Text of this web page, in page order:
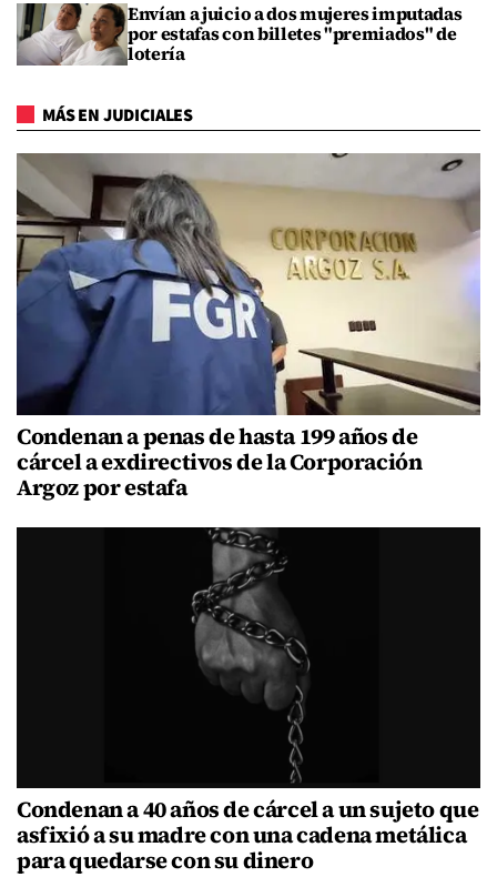
Envían a juicio a dos mujeres imputadas
por estafas con billetes "premiados" de
lotería
MÁS EN JUDICIALES
Condenan a penas de hasta 199 años de
cárcel a exdirectivos de la Corporación
Argoz por estafa
Condenan a 40 años de cárcel a un sujeto que
asfixió a su madre con una cadena metálica
para quedarse con su dinero